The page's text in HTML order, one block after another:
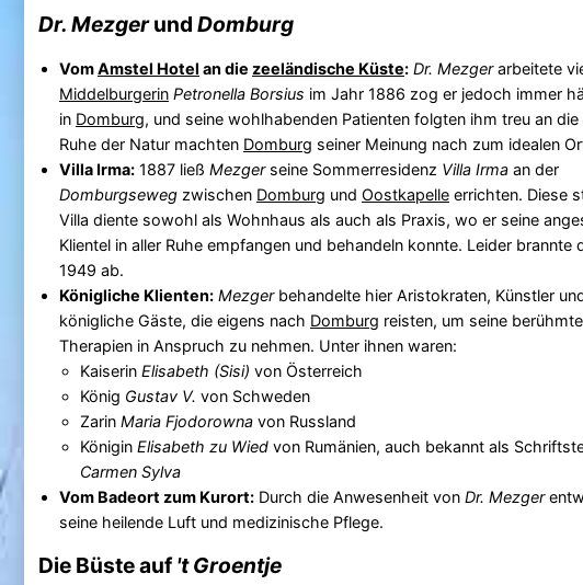
Dr. Mezgerund Domburg
VomAmstel Hotel an die zeeländische Küste: Dr. Mezgerarbeitete
Middelburgerin Petronella Borsius im Jahr 1886 zog er jedoch immer
in Domburg, und seine wohlhabenden Patienten folgten ihm treu an
Ruhe der Natur machten Domburg seiner Meinung nach zum idealen
Villa Irma:1887 ließ Mezgerseine Sommerresidenz Villa Irmaan der
Domburgsewegzwischen Domburg und Oostkapelleerrichten. Diese
Villa diente sowohl als Wohnhaus als auch als Praxis, wo er seine
Klientel in aller Ruhe empfangen und behandeln konnte. Leider brannte
1949 ab.
Königliche Klienten: Mezgerbehandelte hier Aristokraten, Künstler
königliche Gäste, die eigens nach Domburg reisten, um seine
Therapien in Anspruch zu nehmen. Unter ihnen waren:
KaiserinElisabeth (Sisi) von Österreich
König Gustav V. von Schweden
ZarinMaria Fjodorowna von Russland
KöniginElisabeth zu Wied von Rumänien, auch bekannt als
Carmen Sylva
Vom Badeort zum Kurort:Durch die Anwesenheit von Dr. Mezger
seine heilende Luft und medizinische Pflege.
Die Büste auf't Groentje